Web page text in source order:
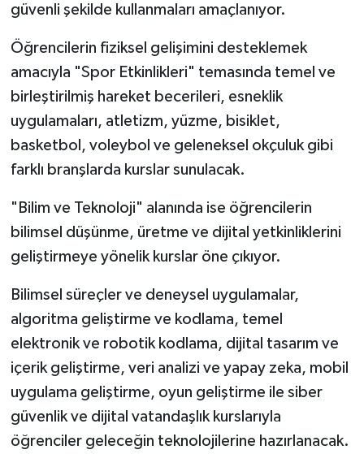
güvenli şekilde kullanmaları amaçlanıyor.
Öğrencilerin fiziksel gelişimini desteklemek
amacıyla "Spor Etkinlikleri" temasında temel ve
birleştirilmiş hareket becerileri, esneklik
uygulamaları, atletizm, yüzme, bisiklet,
basketbol, voleybol ve geleneksel okçuluk gibi
farklı branşlarda kurslar sunulacak.
"Bilim ve Teknoloji" alanında ise öğrencilerin
bilimsel düşünme, üretme ve dijital yetkinliklerini
geliştirmeye yönelik kurslar öne çıkıyor.
Bilimsel süreçler ve deneysel uygulamalar,
algoritma geliştirme ve kodlama, temel
elektronik ve robotik kodlama, dijital tasarım ve
içerik geliştirme, veri analizi ve yapay zeka, mobil
uygulama geliştirme, oyun geliştirme ile siber
güvenlik ve dijital vatandaşlık kurslarıyla
öğrenciler geleceğin teknolojilerine hazırlanacak.